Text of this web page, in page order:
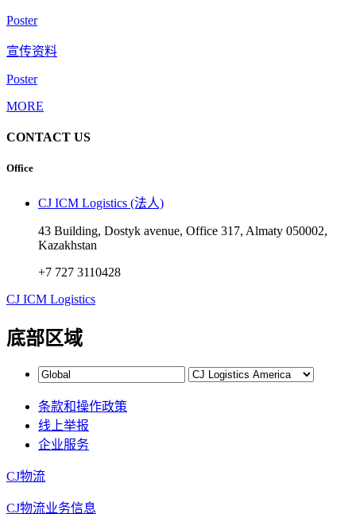
Poster
宣传资料
Poster
MORE
CONTACT US
Office
CJ ICM Logistics (法人)
43 Building, Dostyk avenue, Office 317, Almaty 050002,
Kazakhstan
+7 727 3110428
CJ ICM Logistics
底部区域
条款和操作政策
线上举报
企业服务
CJ物流
CJ物流业务信息